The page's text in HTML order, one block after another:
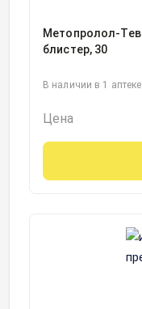
Метопролол-
блистер, 30
В наличии в 1 аптеке
Цена